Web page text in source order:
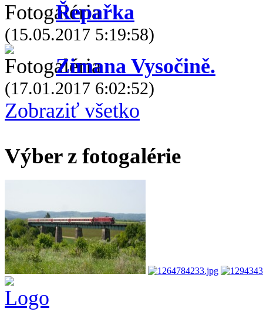
Řepařka
(15.05.2017 5:19:58)
Zimana Vysočině.
(17.01.2017 6:02:52)
Zobraziť všetko
Výber z fotogalérie